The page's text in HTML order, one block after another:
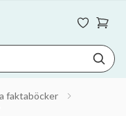
faktaböcker